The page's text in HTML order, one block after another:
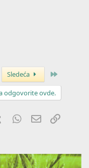
Sledeća
odgovorite ovde.
Tumblr WhatsApp
Imejl